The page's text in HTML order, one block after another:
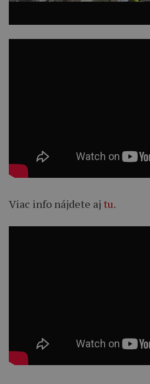
Viac info nájdete aj tu.